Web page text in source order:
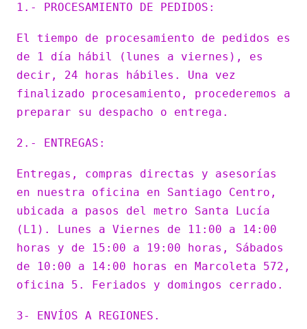
1.- PROCESAMIENTO DE PEDIDOS:
El tiempo de procesamiento de pedidos es
de 1 día hábil (lunes a viernes), es
decir, 24 horas hábiles. Una vez
finalizado procesamiento, procederemos a
preparar su despacho o entrega.
2.- ENTREGAS:
Entregas, compras directas y asesorías
en nuestra oficina en Santiago Centro,
ubicada a pasos del metro Santa Lucía
(L1). Lunes a Viernes de 11:00 a 14:00
horas y de 15:00 a 19:00 horas, Sábados
de 10:00 a 14:00 horas en Marcoleta 572,
oficina 5. Feriados y domingos cerrado.
3- ENVÍOS A REGIONES.